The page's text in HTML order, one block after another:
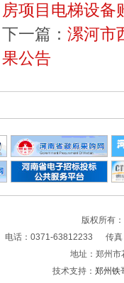
房项目电梯设备
下一篇： 漯河市
果公告
版权所有
电话：0371-63812233 传
地址：郑州
技术支持： 郑州铁